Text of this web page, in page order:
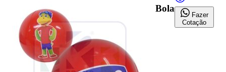
Bola
Fazer
Cotação